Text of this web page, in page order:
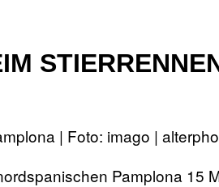
| Foto: imago |
Pamplona 15